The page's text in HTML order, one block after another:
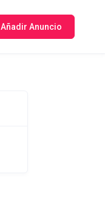
Añadir Anuncio